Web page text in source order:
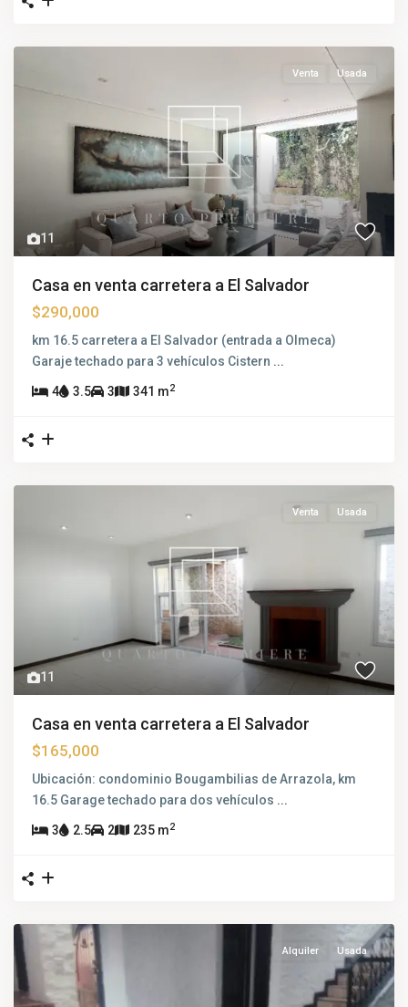
11
Venta Usada
Casa en venta carretera a El Salvador
$290,000
km 16.5 carretera a El Salvador (entrada a Olmeca)
Garaje techado para 3 vehículos Cistern ...
4 3.5 3 341 m2
11
Venta Usada
Casa en venta carretera a El Salvador
$165,000
Ubicación: condominio Bougambilias de Arrazola, km
16.5 Garage techado para dos vehículos ...
3 2.5 2 235 m2
Alquiler Usada